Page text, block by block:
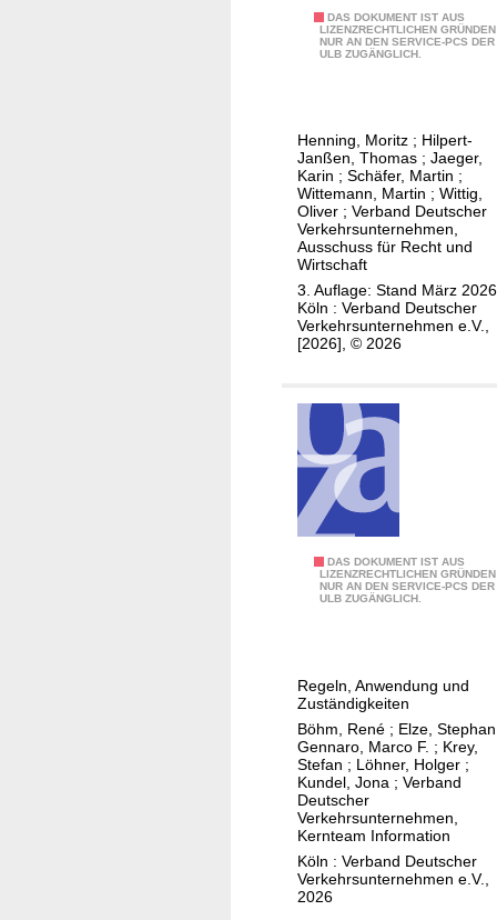
r
E
i
n
f
ü
h
r
u
e
s
B
e
s
r
e
g
e
l
w
e
r
k
DAS DOKUMENT IST AUS
LIZENZRECHTLICHEN GRÜNDEN
NUR AN DEN SERVICE-PCS DER
ULB ZUGÄNGLICH.
i
s
e
z
u
r
G
e
s
a
t
n
g
r
t
r
ä
g
e
n
z
u
Henning, Moritz ; Hilpert-
Janßen, Thomas ; Jaeger,
Karin ; Schäfer, Martin ;
Wittemann, Martin ; Wittig,
Oliver ; Verband Deutscher
Verkehrsunternehmen,
Ausschuss für Recht und
Wirtschaft
3. Auflage: Stand März
Köln : Verband Deutscher
Verkehrsunternehmen e.V.,
[2026], © 2026
DAS DOKUMENT IST AUS
LIZENZRECHTLICHEN GRÜNDEN
NUR AN DEN SERVICE-PCS DER
ULB ZUGÄNGLICH.
b
e
v
o
n
H
a
l
t
Regeln, Anwendung und
Zuständigkeiten
Böhm, René ; Elze, Stephan
Gennaro, Marco F. ; Krey,
Stefan ; Löhner, Holger ;
Kundel, Jona ; Verband
Deutscher
Verkehrsunternehmen,
Kernteam Information
Köln : Verband Deutscher
Verkehrsunternehmen e.V.,
2026